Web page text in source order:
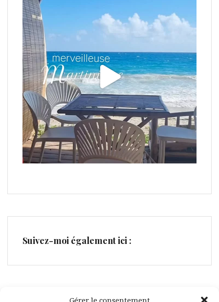
Gérer le consentement
Suivez-moi également ici :